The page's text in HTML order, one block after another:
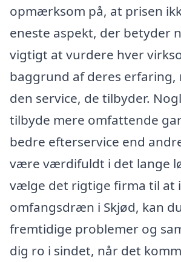
opmærksom på, at prisen
eneste aspekt, der betyder
vigtigt at vurdere hver
baggrund af deres erfaring,
den service, de tilbyder.
tilbyde mere omfattende
bedre efterservice end
være værdifuldt i det lange
vælge det rigtige firma til at
omfangsdræn i Skjød, kan
fremtidige problemer og
dig ro i sindet, når det